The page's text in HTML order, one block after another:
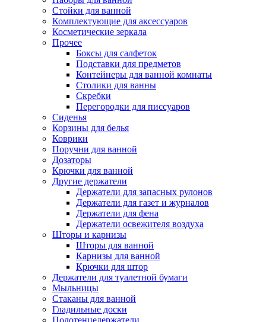
Стойки для ванной
Комплектующие для аксессуаров
Косметические зеркала
Прочее
Боксы для салфеток
Подставки для предметов
Контейнеры для ванной комнаты
Столики для ванны
Скребки
Перегородки для писсуаров
Сиденья
Корзины для белья
Коврики
Поручни для ванной
Дозаторы
Крючки для ванной
Другие держатели
Держатели для запасных рулонов
Держатели для газет и журналов
Держатели для фена
Держатели освежителя воздуха
Шторы и карнизы
Шторы для ванной
Карнизы для ванной
Крючки для штор
Держатели для туалетной бумаги
Мыльницы
Стаканы для ванной
Гладильные доски
Полотенцедержатели